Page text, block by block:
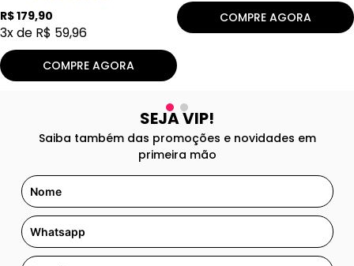
R$179,90
3x de R$ 59,96
COMPRE AGORA
COMPRE AGORA
SEJA VIP!
Saiba também das promoções e novidades em
primeira mão